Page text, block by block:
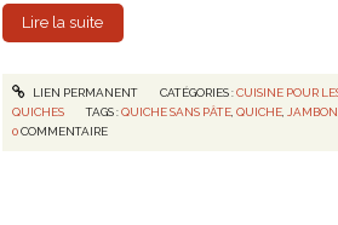
Lire la suite
LIEN PERMANENT CATÉGORIES :CUISINE POUR
QUICHES
TAGS :QUICHE SANS PÂTE ,QUICHE JAMBON
0COMMENTAIRE